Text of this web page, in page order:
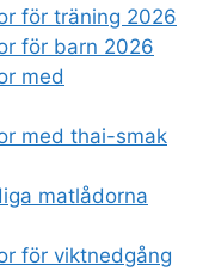
för träning 2026
för barn 2026
med
med thai-smak
matlådorna
för viktnedgång